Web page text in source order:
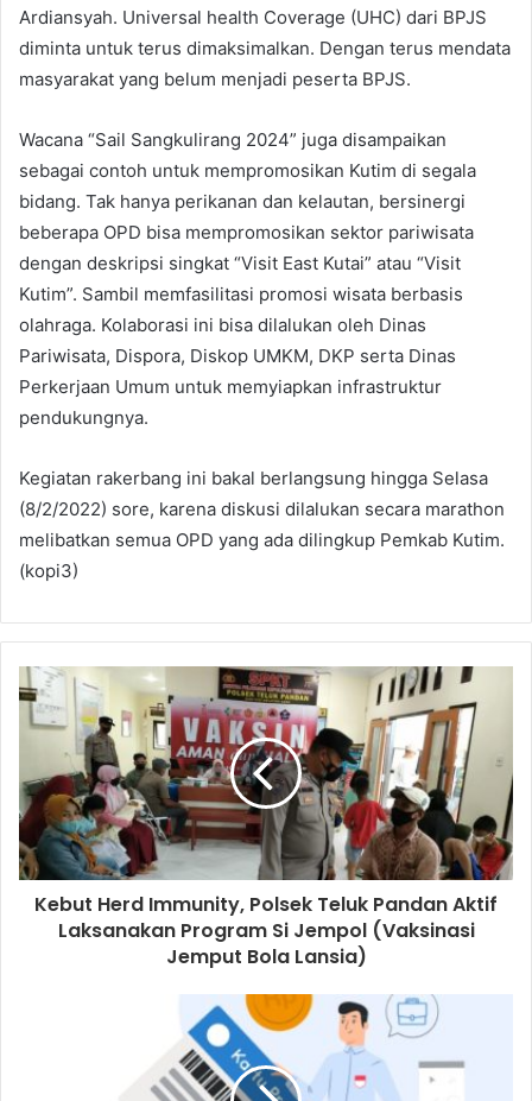
Ardiansyah. Universal health Coverage (UHC) dari BPJS
diminta untuk terus dimaksimalkan. Dengan terus mendata
masyarakat yang belum menjadi peserta BPJS.
Wacana “Sail Sangkulirang 2024” juga disampaikan
sebagai contoh untuk mempromosikan Kutim di segala
bidang. Tak hanya perikanan dan kelautan, bersinergi
beberapa OPD bisa mempromosikan sektor pariwisata
dengan deskripsi singkat “Visit East Kutai” atau “Visit
Kutim”. Sambil memfasilitasi promosi wisata berbasis
olahraga. Kolaborasi ini bisa dilalukan oleh Dinas
Pariwisata, Dispora, Diskop UMKM, DKP serta Dinas
Perkerjaan Umum untuk memyiapkan infrastruktur
pendukungnya.
Kegiatan rakerbang ini bakal berlangsung hingga Selasa
(8/2/2022) sore, karena diskusi dilalukan secara marathon
melibatkan semua OPD yang ada dilingkup Pemkab Kutim.
(kopi3)
Kebut Herd Immunity, Polsek Teluk Pandan Aktif
Laksanakan Program Si Jempol (Vaksinasi
Jemput Bola Lansia)